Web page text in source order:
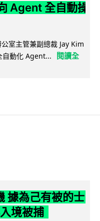
Agent 全自動操
室主管兼副總裁 Jay Kim
自動化 Agent...
閱讀全
據為己有被的士
境被捕